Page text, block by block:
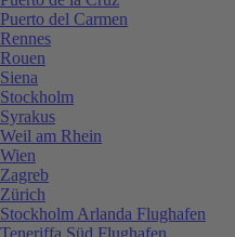
Puerto del Carmen
Rennes
Rouen
Siena
Stockholm
Syrakus
Weil am Rhein
Wien
Zagreb
Zürich
Stockholm Arlanda Flughafen
Teneriffa Süd Flughafen